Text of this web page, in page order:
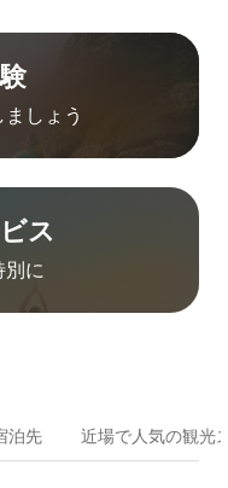
しょう
ス
別⁠に
泊⁠先 近場で人気の観光